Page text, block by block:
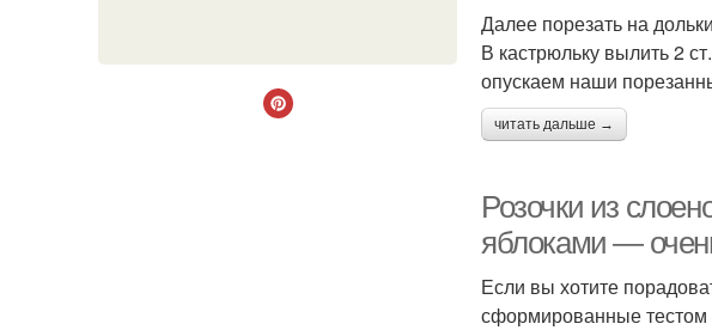
Далее порезать на
В кастрюльку вылить 2
опускаем наши
читать дальше →
Розочки из
яблоками —
Если вы хотите
сформированные тестом